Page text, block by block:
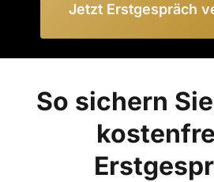
Jetzt Erstgespräch
So sichern